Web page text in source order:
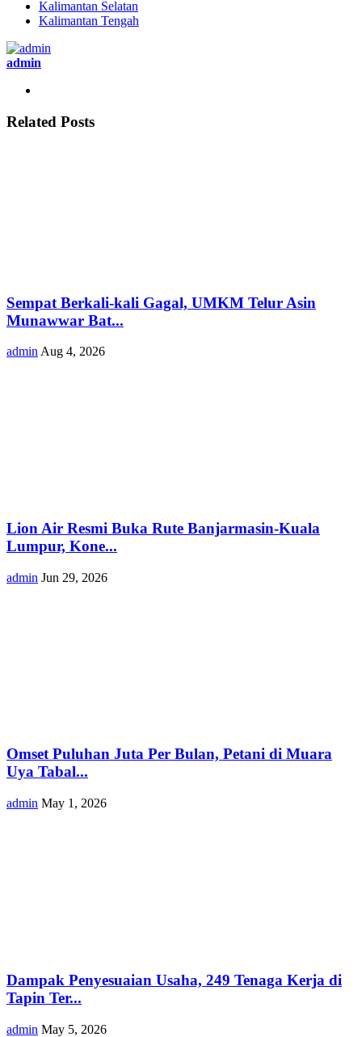
Kalimantan Selatan
Kalimantan Tengah
admin
Related Posts
Sempat Berkali-kali Gagal, UMKM Telur Asin
Munawwar Bat...
admin Aug 4, 2026
Lion Air Resmi Buka Rute Banjarmasin-Kuala
Lumpur, Kone...
admin Jun 29, 2026
Omset Puluhan Juta Per Bulan, Petani di Muara
Uya Tabal...
admin May 1, 2026
Dampak Penyesuaian Usaha, 249 Tenaga Kerja di
Tapin Ter...
admin May 5, 2026